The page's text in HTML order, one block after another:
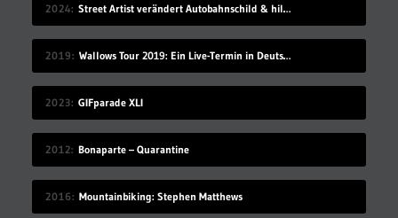
2024 Street Artist verändert Autobahnschild & hilft damit etlichen Autofahrenden
2019 Wallows Tour 2019: Ein Live-Termin in Deutschland
2023 GIFparade XLI
2012 Bonaparte – Quarantine
2016 Mountainbiking: Stephen Matthews